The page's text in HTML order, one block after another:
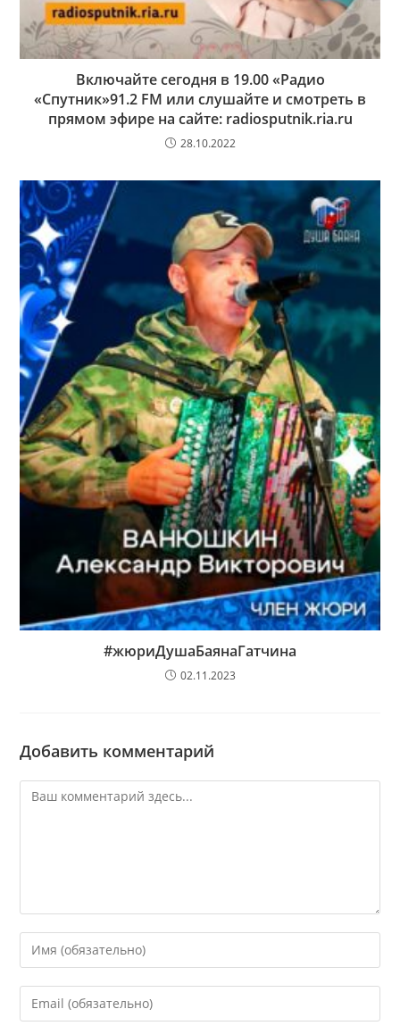
Включайте сегодня в 19.00 «Радио
«Спутник»91.2 FM или слушайте и смотреть в
прямом эфире на сайте: radiosputnik.ria.ru
28.10.2022
#жюриДушаБаянаГатчина
02.11.2023
Добавить комментарий